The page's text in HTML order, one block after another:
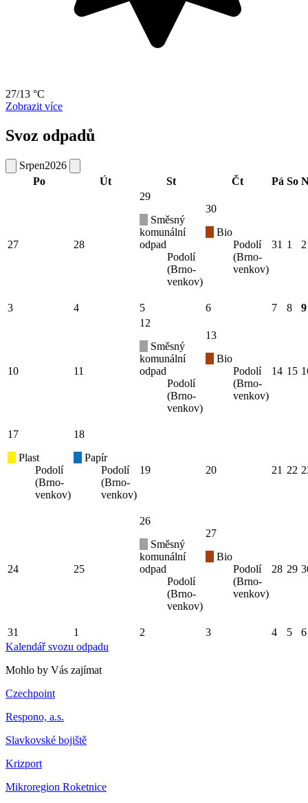
27/13 °C
Zobrazit více
Svoz odpadů
Srpen2026
Po
Út St Čt Pá So
27 28
29
Směsný
komunální
odpad
Podolí
(Brno-
venkov)
30
Bio
Podolí
(Brno-
venkov)
31 1 2
3 4 5 6 7 8 9
10 11
12
Směsný
komunální
odpad
Podolí
(Brno-
venkov)
13
Bio
Podolí
(Brno-
venkov)
14 15
17
Plast
Podolí
(Brno-
venkov)
18
Papír
Podolí
(Brno-
venkov)
19 20 21 22
24 25
26
Směsný
komunální
odpad
Podolí
(Brno-
venkov)
27
Bio
Podolí
(Brno-
venkov)
28 29
31 1 2 3 4 5
6
Kalendář svozu odpadu
Mohlo by Vás zajímat
Czechpoint
Respono, a.s.
Slavkovské bojiště
Krizport
Mikroregion Roketnice